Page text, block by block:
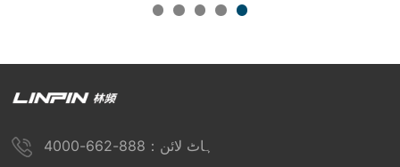
ہاٹ لائن：888-662-4000